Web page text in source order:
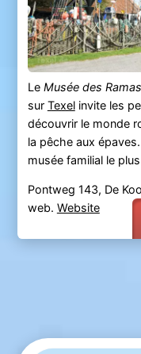
Le Musée des
sur Texelinvite les
découvrir le monde
la pêche aux
musée familial le
Pontweg 143, De
web. Website